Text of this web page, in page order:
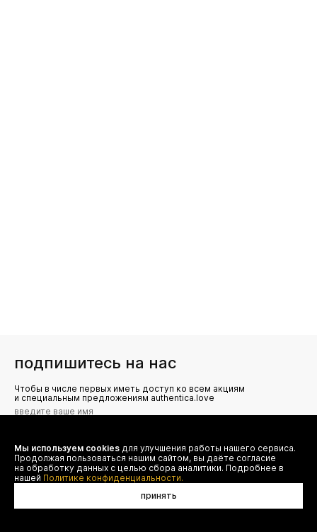
подпишитесь на нас
Чтобы в числе первых иметь доступ ко всем акциям
и специальным предложениям authentica.love
Я даю согласие на сбор, обработку и хранение моих
персональных данных (имя, email, телефон) для получения
рекламных и информационных рассылок от ООО 'БТ
Юнайтед', а также ознакомлен(а) с
Политикой конфиденциальности
Мы используем cookies для улучшения работы нашего сервиса.
Продолжая пользоваться нашим сайтом, вы даёте согласие
на обработку данных с целью сбора аналитики. Подробнее в
нашей Политике конфиденциальности.
принять